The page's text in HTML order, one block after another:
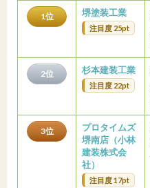
1位 堺塗装工業
注目度 25pt
2位 杉本建装工業
注目度 22pt
3位
プロタイムズ
堺南店（小林
建装株式会
社）
注目度 17pt